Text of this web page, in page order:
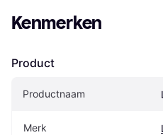
Kenmerken
Product
Productnaam
Merk